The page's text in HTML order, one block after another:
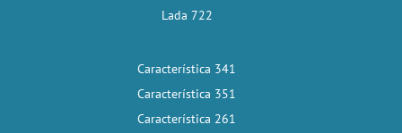
Lada 722
Característica 341
Característica 351
Característica 261